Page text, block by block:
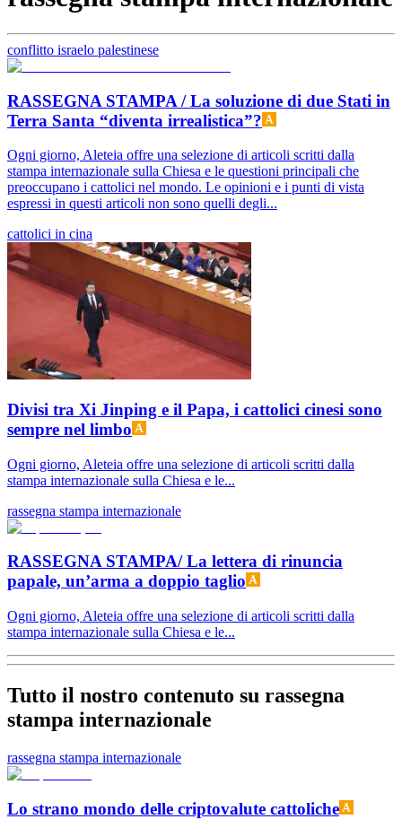
conflitto israelo palestinese
RASSEGNA STAMPA / La soluzione di due Stati in
Terra Santa “diventa irrealistica”?
Ogni giorno, Aleteia offre una selezione di articoli scritti dalla
stampa internazionale sulla Chiesa e le questioni principali che
preoccupano i cattolici nel mondo. Le opinioni e i punti di vista
espressi in questi articoli non sono quelli degli...
cattolici in cina
Divisi tra Xi Jinping e il Papa, i cattolici cinesi sono
sempre nel limbo
Ogni giorno, Aleteia offre una selezione di articoli scritti dalla
stampa internazionale sulla Chiesa e le...
rassegna stampa internazionale
RASSEGNA STAMPA/ La lettera di rinuncia
papale, un’arma a doppio taglio
Ogni giorno, Aleteia offre una selezione di articoli scritti dalla
stampa internazionale sulla Chiesa e le...
Tutto il nostro contenuto su rassegna
stampa internazionale
rassegna stampa internazionale
Lo strano mondo delle criptovalute cattoliche